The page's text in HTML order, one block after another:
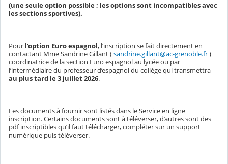
(une seule option possible ; les options sont incompatibles avec
les sections sportives).
Pour l’option Euro espagnol, l’inscription se fait directement en
contactant Mme Sandrine Gillant (sandrine.gillant@ac-grenoble.fr)
coordinatrice de la section Euro espagnol au lycée ou par
l’intermédiaire du professeur d’espagnol du collège qui transmettra
au plus tard le 3 juillet 2026.
Les documents à fournir sont listés dans le Service en ligne
inscription. Certains documents sont à téléverser, d’autres sont des
pdf inscriptibles qu’il faut télécharger, compléter sur un support
numérique puis téléverser.